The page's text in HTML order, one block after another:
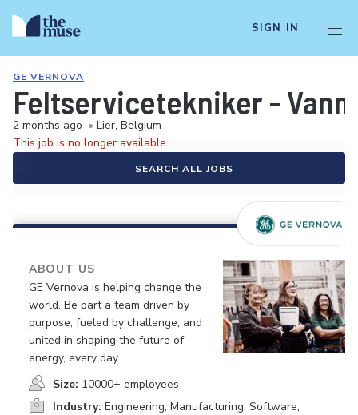
SIGN IN
GE VERNOVA
Feltservicetekniker -
2 months ago • Lier, Belgium
This job is no longer available.
SEARCH ALL JOBS
ABOUT US
GE Vernova is helping change the
world. Be part a team driven by
purpose, fueled by challenge, and
united in shaping the future of
energy, every day.
Size: 10000+ employees
Industry: Engineering, Manufacturing, Software,